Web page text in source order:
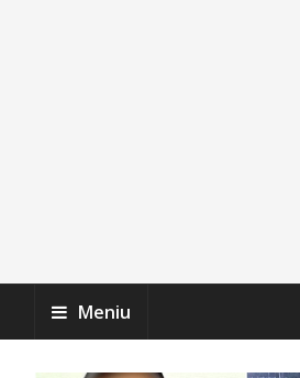
Meniu